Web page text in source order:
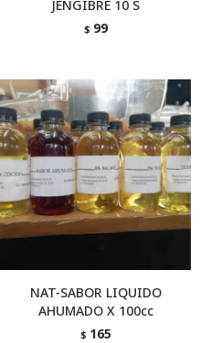
JENGIBRE 10 S
$ 99
NAT-SABOR LIQUIDO
AHUMADO X 100cc
$ 165